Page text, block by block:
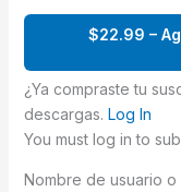
$22.99 –
¿Ya compraste tu
descargas. Log In
You must log in to
Nombre de usuario